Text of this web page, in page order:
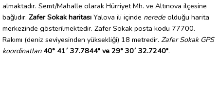
almaktadır. Semt/Mahalle olarak Hürriyet Mh. ve Altınova ilçesine
bağlıdır. Zafer Sokak haritası Yalova ili içinde nerede olduğu harita
merkezinde gösterilmektedir. Zafer Sokak posta kodu 77700.
Rakımı (deniz seviyesinden yüksekliği) 18 metredir. Zafer Sokak GPS
koordinatları 40° 41´ 37.7844" ve 29° 30´ 32.7240".